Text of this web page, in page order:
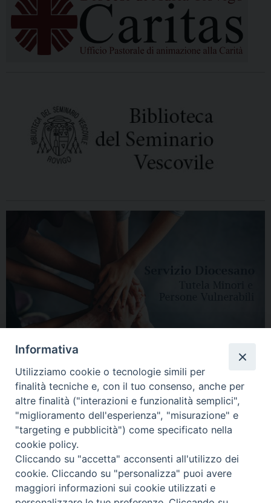
HOME DIOCESI VESCOVO CURIA VESCOVILE NEWS
APPUNTAMENTI CONTATTI SERVIZIO ANTENATI
Copyright © 2018 - 2021Diocesi di Adria Rovigo.All Rights Reserved.
Informativa
Utilizziamo cookie o tecnologie simili per
finalità tecniche e, con il tuo consenso, anche per
altre finalità ("interazioni e funzionalità semplici",
"miglioramento dell'esperienza", "misurazione" e
"targeting e pubblicità") come specificato nella
cookie policy.
Cliccando su "accetta" acconsenti all'utilizzo dei
cookie. Cliccando su "personalizza" puoi avere
maggiori informazioni sui cookie utilizzati e